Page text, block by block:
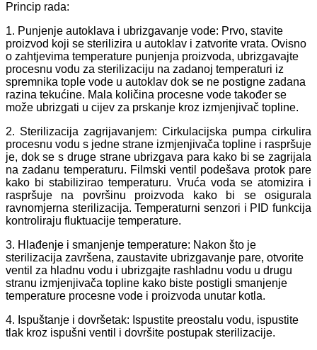
Princip rada:
1. Punjenje autoklava i ubrizgavanje vode: Prvo, stavite
proizvod koji se sterilizira u autoklav i zatvorite vrata. Ovisno
o zahtjevima temperature punjenja proizvoda, ubrizgavajte
procesnu vodu za sterilizaciju na zadanoj temperaturi iz
spremnika tople vode u autoklav dok se ne postigne zadana
razina tekućine. Mala količina procesne vode također se
može ubrizgati u cijev za prskanje kroz izmjenjivač topline.
2. Sterilizacija zagrijavanjem: Cirkulacijska pumpa cirkulira
procesnu vodu s jedne strane izmjenjivača topline i raspršuje
je, dok se s druge strane ubrizgava para kako bi se zagrijala
na zadanu temperaturu. Filmski ventil podešava protok pare
kako bi stabilizirao temperaturu. Vruća voda se atomizira i
raspršuje na površinu proizvoda kako bi se osigurala
ravnomjerna sterilizacija. Temperaturni senzori i PID funkcija
kontroliraju fluktuacije temperature.
3. Hlađenje i smanjenje temperature: Nakon što je
sterilizacija završena, zaustavite ubrizgavanje pare, otvorite
ventil za hladnu vodu i ubrizgajte rashladnu vodu u drugu
stranu izmjenjivača topline kako biste postigli smanjenje
temperature procesne vode i proizvoda unutar kotla.
4. Ispuštanje i dovršetak: Ispustite preostalu vodu, ispustite
tlak kroz ispušni ventil i dovršite postupak sterilizacije.